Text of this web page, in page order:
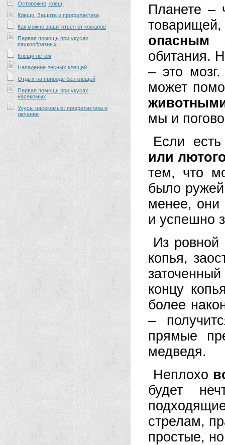
Осторожно, клещ!
Клещи. Защита и профилактика
Как можно защититься от комаров
Первая помощь при укусах
паукообразных
Клещи летом
Нападение лесных клещей
Отдых на природе без клещей
Первая помощь при укусах
насекомых
Укусы насекомых: профилактика и
лечение
Планете –
опасным
обитания.
– это
может
мы и
Если
или
тем, что
было
менее, они
и успешно
Из ровной
копья,
концу
более
–
прямые
медведя.
Неплохо
будет
стрелам,
простые,